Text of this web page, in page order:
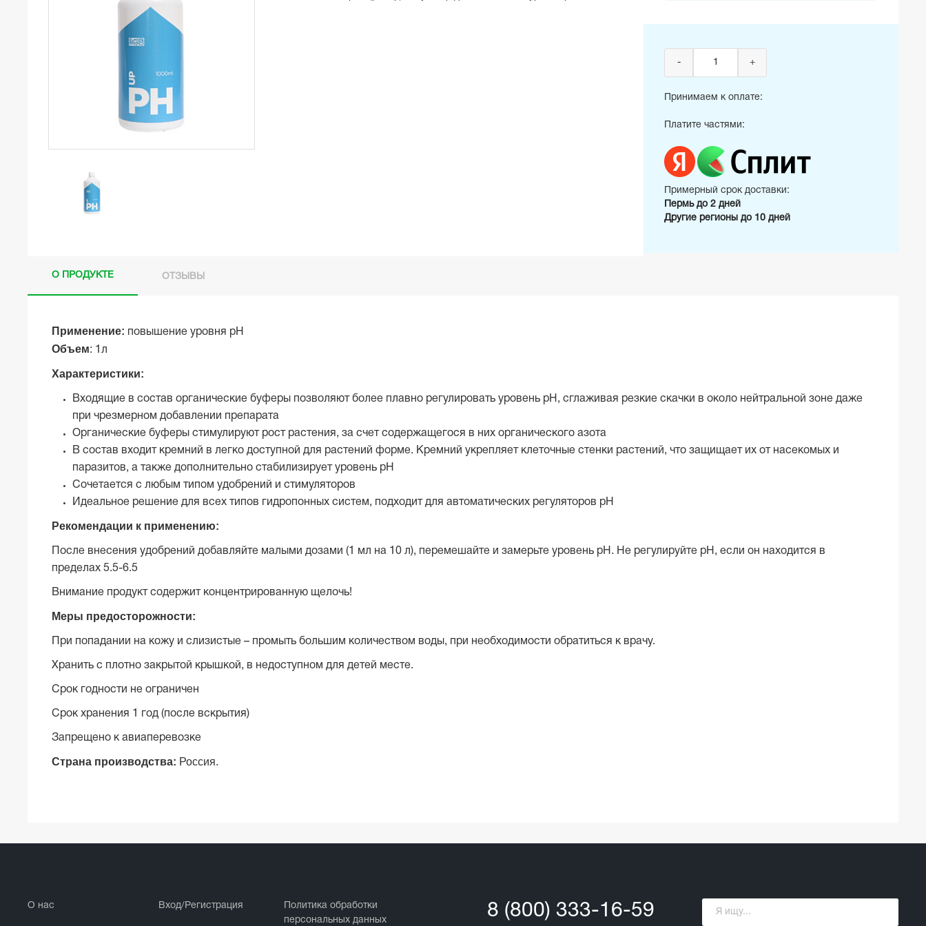
- +
Принимаем к оплате:
Платите частями:
Примерный срок доставки:
Пермь до 2 дней
Другие регионы до 10 дней
О ПРОДУКТЕ ОТЗЫВЫ
Применение: повышение уровня рН
Объем: 1л
Характеристики:
Входящие в состав органические буферы позволяют более плавно регулировать уровень рН, сглаживая резкие скачки в около нейтральной зоне даже
при чрезмерном добавлении препарата
Органические буферы стимулируют рост растения, за счет содержащегося в них органического азота
В состав входит кремний в легко доступной для растений форме. Кремний укрепляет клеточные стенки растений, что защищает их от насекомых и
паразитов, а также дополнительно стабилизирует уровень рН
Сочетается с любым типом удобрений и стимуляторов
Идеальное решение для всех типов гидропонных систем, подходит для автоматических регуляторов рН
Рекомендации к применению:
После внесения удобрений добавляйте малыми дозами (1 мл на 10 л), перемешайте и замерьте уровень рН. Не регулируйте рН, если он находится в
пределах 5.5-6.5
Внимание продукт содержит концентрированную щелочь!
Меры предосторожности:
При попадании на кожу и слизистые – промыть большим количеством воды, при необходимости обратиться к врачу.
Хранить с плотно закрытой крышкой, в недоступном для детей месте.
Срок годности не ограничен
Срок хранения 1 год (после вскрытия)
Запрещено к авиаперевозке
Страна производства: Россия.
О нас Вход/Регистрация
Политика обработки
персональных данных
8 (800) 333-16-59